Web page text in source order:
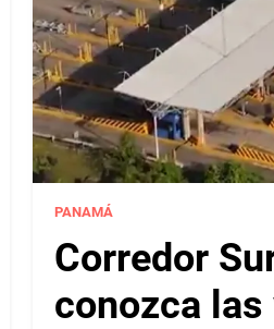
PANAMÁ
Corredor
conozca